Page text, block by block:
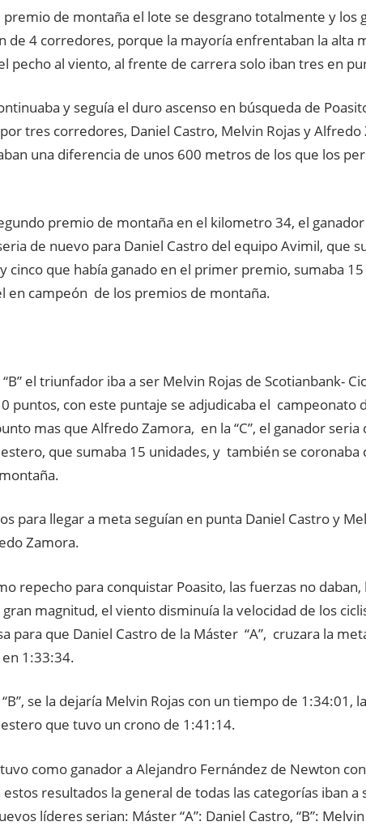
premio de montaña el lote se desgrano totalmente y los
de 4 corredores, porque la mayoría enfrentaban la alta
pecho al viento, al frente de carrera solo iban tres en
y seguía el duro ascenso en búsqueda de
tres corredores, Daniel Castro, Melvin Rojas y Alfredo
una diferencia de unos 600 metros de los que los
premio de montaña en el kilometro 34, el
de nuevo para Daniel Castro del equipo Avimil, que
cinco que había ganado en el primer premio, sumaba
en campeón de los premios de montaña.
el triunfador iba a ser Melvin Rojas de Scotianbank-
puntos, con este puntaje se adjudicaba el campeonato
mas que Alfredo Zamora, en la “C”, el ganador seria
que sumaba 15 unidades, y también se coronaba
para llegar a meta seguían en punta Daniel Castro y
Zamora.
repecho para conquistar Poasito, las fuerzas no daban,
magnitud, el viento disminuía la velocidad de los
para que Daniel Castro de la Máster “A”, cruzara la
1:33:34.
se la dejaría Melvin Rojas con un tiempo de 1:34:01,
que tuvo un crono de 1:41:14.
como ganador a Alejandro Fernández de Newton
resultados la general de todas las categorías iban a
líderes serian: Máster “A”: Daniel Castro, “B”: Melvin